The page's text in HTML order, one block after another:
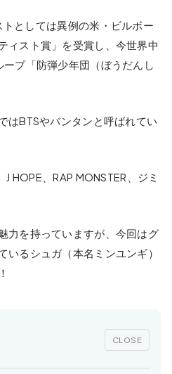
としては異例の米・ビルボー
ィスト賞」を受賞し、今世界中
プ「防弾少年団（ぼうだんし
はBTSやバンタンと呼ばれてい
HOPE、RAP MONSTER、ジミ
力を持っていますが、今回はグ
いるシュガ（本名ミンユンギ）
CLOSE